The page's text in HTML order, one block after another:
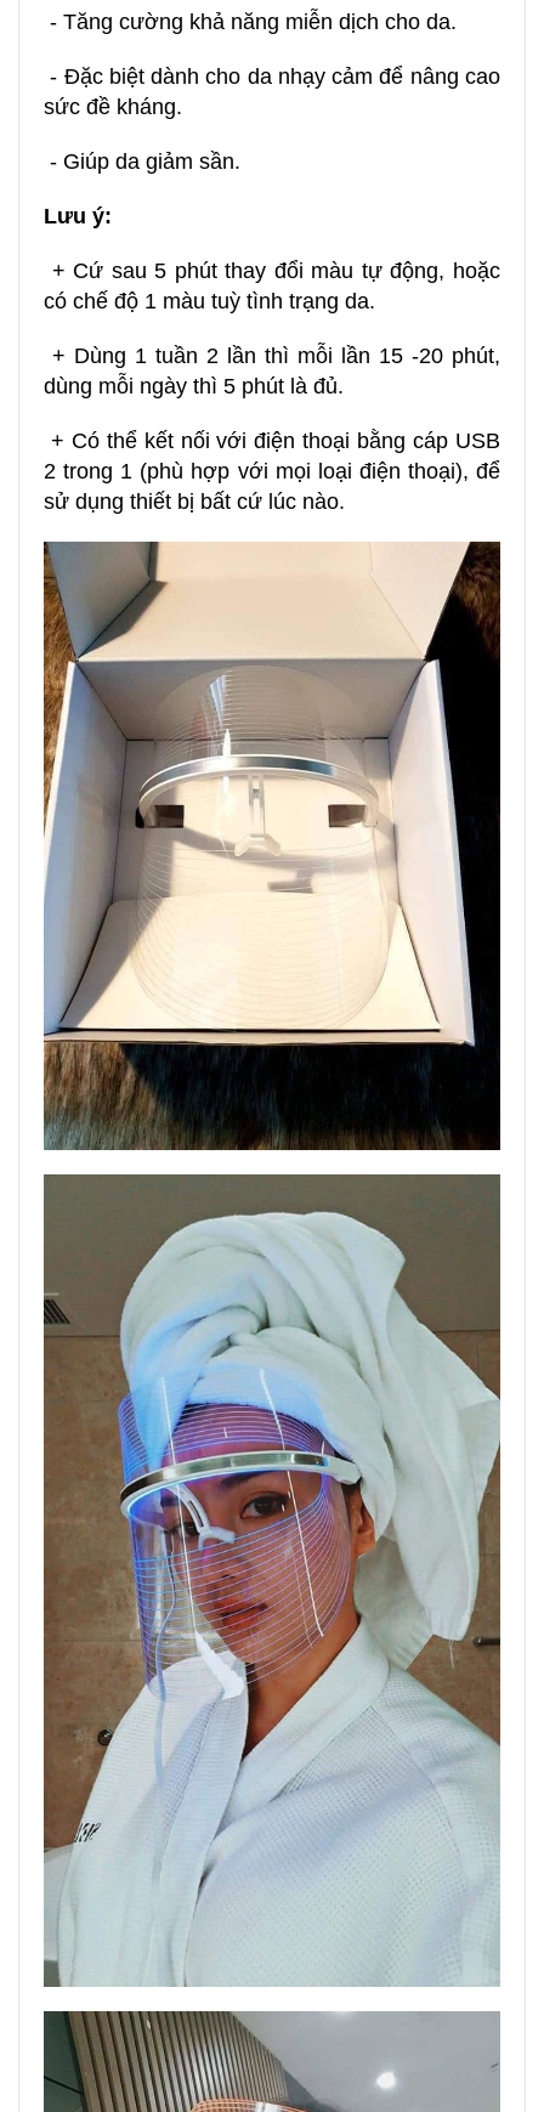
- Tăng cường khả năng miễn dịch cho da.
- Đặc biệt dành cho da nhạy cảm để nâng cao
sức đề kháng.
- Giúp da giảm sần.
Lưu ý:
+ Cứ sau 5 phút thay đổi màu tự động, hoặc
có chế độ 1 màu tuỳ tình trạng da.
+ Dùng 1 tuần 2 lần thì mỗi lần 15 -20 phút,
dùng mỗi ngày thì 5 phút là đủ.
+ Có thể kết nối với điện thoại bằng cáp USB
2 trong 1 (phù hợp với mọi loại điện thoại), để
sử dụng thiết bị bất cứ lúc nào.